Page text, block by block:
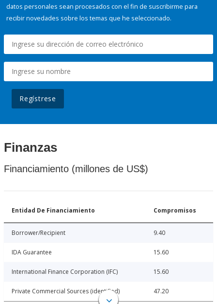
datos personales sean procesados con el fin de suscribirme para
recibir novedades sobre los temas que he seleccionado.
Regístrese
Finanzas
Financiamiento (millones de US$)
Entidad De Financiamiento Compromisos
Borrower/Recipient 9.40
IDA Guarantee 15.60
International Finance Corporation (IFC) 15.60
Private Commercial Sources (identified) 47.20